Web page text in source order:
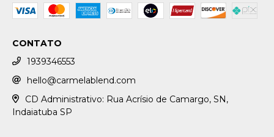
CONTATO
1939346553
hello@carmelablend.com
CD Administrativo: Rua Acrísio de Camargo, SN,
Indaiatuba SP